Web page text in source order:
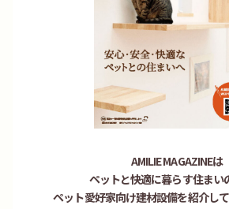
AMILIE MAGAZINEは
ペットと快適に暮らす住まい
ペット愛好家向け建材設備を紹介して